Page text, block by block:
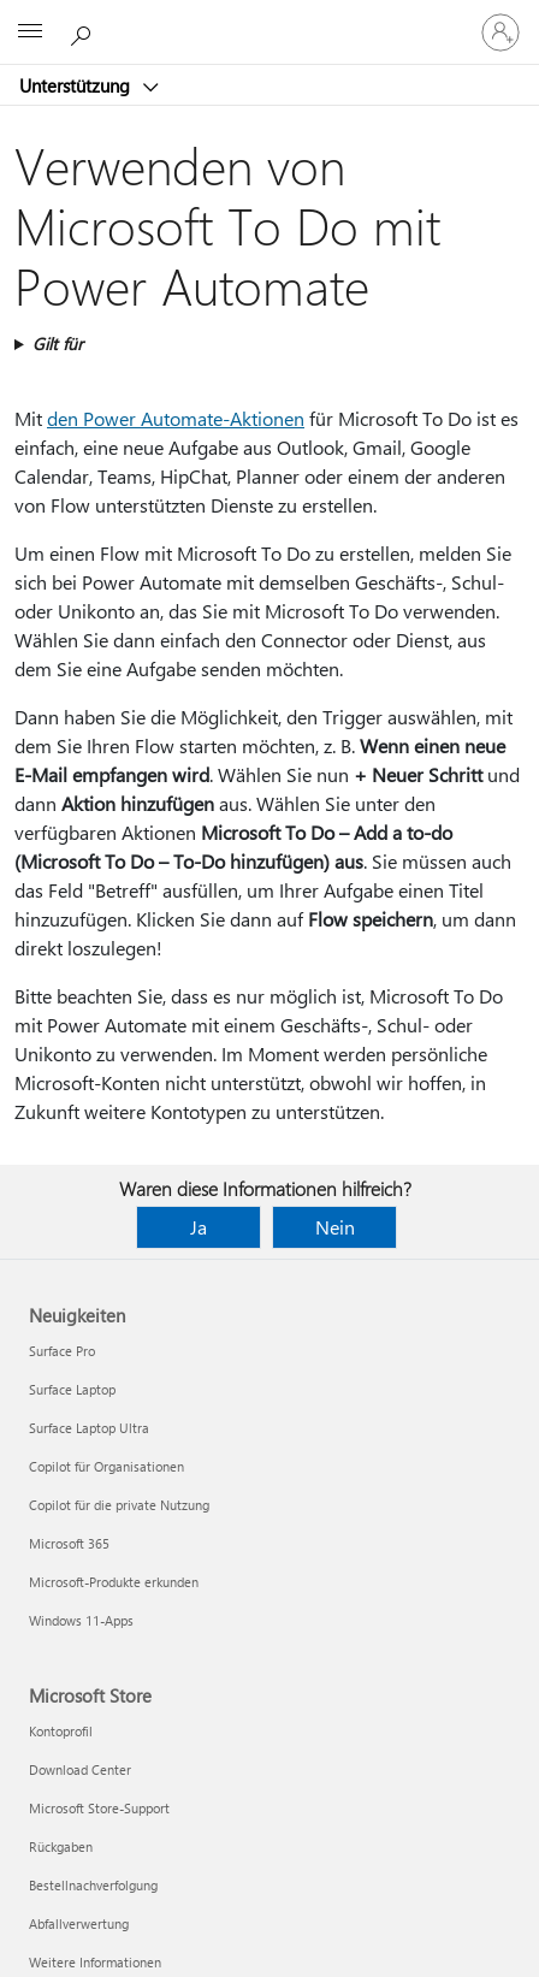
Unterstützung
Bei
Ihrem
Konto
Verwenden von
Microsoft To Do mit
Power Automate
Gilt für
Mitden Power Automate-Aktionen für Microsoft To Do ist es
einfach, eine neue Aufgabe aus Outlook, Gmail, Google
Calendar, Teams, HipChat, Planner oder einem der anderen
von Flow unterstützten Dienste zu erstellen.
Um einen Flow mit Microsoft To Do zu erstellen, melden Sie
sich bei Power Automate mit demselben Geschäfts-, Schul-
oder Unikonto an, das Sie mit Microsoft To Do verwenden.
Wählen Sie dann einfach den Connector oder Dienst, aus
dem Sie eine Aufgabe senden möchten.
Dann haben Sie die Möglichkeit, den Trigger auswählen, mit
dem Sie Ihren Flow starten möchten, z. B.Wenn einen neue
E-Mail empfangen wird. Wählen Sie nun + Neuer Schrittund
dann Aktion hinzufügenaus. Wählen Sie unter den
verfügbaren Aktionen Microsoft To Do – Add a to-do
(Microsoft To Do – To-Do hinzufügen) aus. Sie müssen auch
das Feld "Betreff" ausfüllen, um Ihrer Aufgabe einen Titel
hinzuzufügen. Klicken Sie dann aufFlow speichern, um dann
direkt loszulegen!
Bitte beachten Sie, dass es nur möglich ist, Microsoft To Do
mit Power Automate mit einem Geschäfts-, Schul- oder
Unikonto zu verwenden. Im Moment werden persönliche
Microsoft-Konten nicht unterstützt, obwohl wir hoffen, in
Zukunft weitere Kontotypen zu unterstützen.
Waren diese Informationen hilfreich?
Ja
Nein
Neuigkeiten
Surface Pro
Surface Laptop
Surface Laptop Ultra
Copilot für Organisationen
Copilot für die private Nutzung
Microsoft 365
Microsoft-Produkte erkunden
Windows 11-Apps
Microsoft Store
Kontoprofil
Download Center
Microsoft Store-Support
Rückgaben
Bestellnachverfolgung
Abfallverwertung
Weitere Informationen